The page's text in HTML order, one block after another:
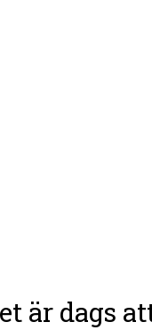
är dags